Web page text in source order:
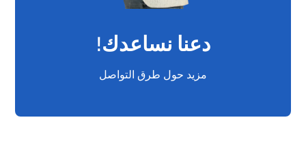
دعنا نساعدك!
مزيد حول طرق التواصل